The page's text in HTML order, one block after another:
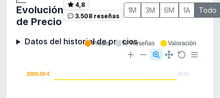
Evolución
de Precio
4,8
3.508 reseñas
1M 3M 6M 1A Todo
Datos del historial de precios
3540
2000.00 €
Precio Nº Reseñas Valoración